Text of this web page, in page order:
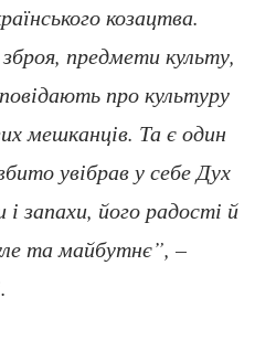
козацтва.
предмети культу,
про культуру
мешканців. Та є один
увібрав у себе Дух
і запахи, його радості й
та майбутнє”, –